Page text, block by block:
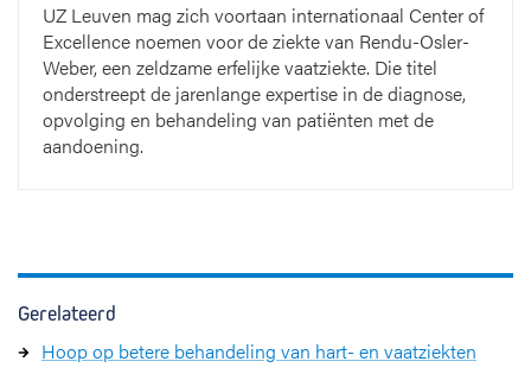
UZ Leuven mag zich voortaan internationaal Center of
Excellence noemen voor de ziekte van Rendu-Osler-
Weber, een zeldzame erfelijke vaatziekte. Die titel
onderstreept de jarenlange expertise in de diagnose,
opvolging en behandeling van patiënten met de
aandoening.
Gerelateerd
Hoop op betere behandeling van hart- en vaatziekten